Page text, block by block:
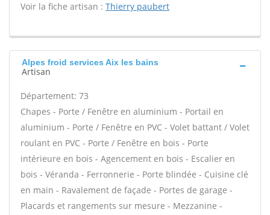
Voir la fiche artisan : Thierry paubert
Alpes froid services Aix les bains
Artisan
Département: 73
Chapes - Porte / Fenêtre en aluminium - Portail en
aluminium - Porte / Fenêtre en PVC - Volet battant / Volet
roulant en PVC - Porte / Fenêtre en bois - Porte
intérieure en bois - Agencement en bois - Escalier en
bois - Véranda - Ferronnerie - Porte blindée - Cuisine clé
en main - Ravalement de façade - Portes de garage -
Placards et rangements sur mesure - Mezzanine -